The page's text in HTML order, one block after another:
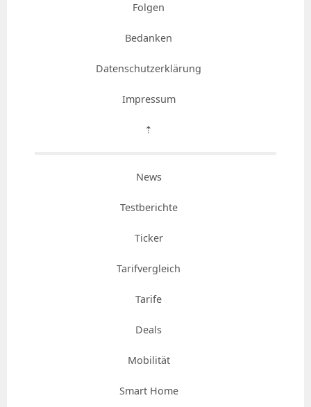
Folgen
Bedanken
Datenschutzerklärung
Impressum
⇡
News
Testberichte
Ticker
Tarifvergleich
Tarife
Deals
Mobilität
Smart Home